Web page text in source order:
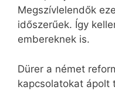
Megszívlelendők
időszerűek. Így
embereknek is.
Dürer a német
kapcsolatokat ápolt